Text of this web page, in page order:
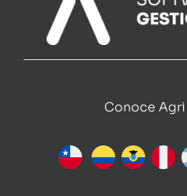
Conoce